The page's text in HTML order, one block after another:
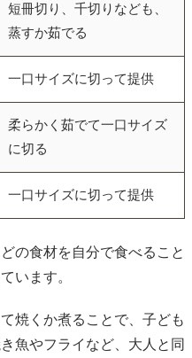
短冊切り、千切りなども、
蒸すか茹でる
一口サイズに切って提供
柔らかく茹でて一口サイズ
に切る
一口サイズに切って提供
の食材を自分で食べること
います。
焼くか煮ることで、子ども
魚やフライなど、大人と同